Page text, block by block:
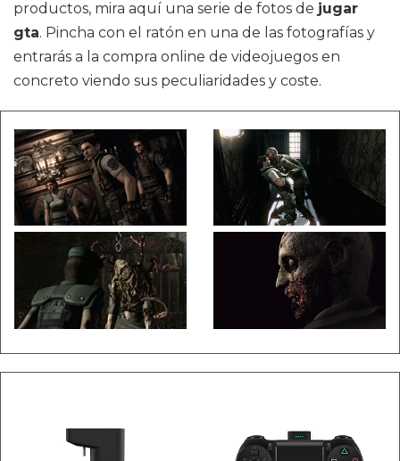
productos, mira aquí una serie de fotos de jugar
gta. Pincha con el ratón en una de las fotografías y
entrarás a la compra online de videojuegos en
concreto viendo sus peculiaridades y coste.